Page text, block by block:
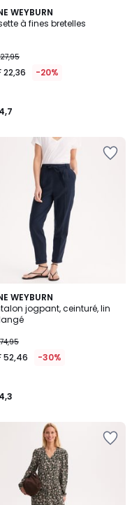
WEYBURN
à fines bretelles
22,36 -20%
4,7
WEYBURN
jogpant, ceinturé, lin
52,46 -30%
4,3